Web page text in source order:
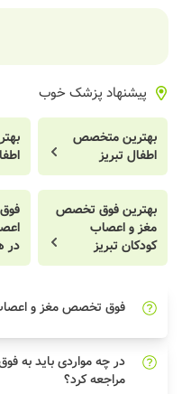
پیشنهاد پزشک خوب
بهترین متخصص
اطفال تبریز
بهترین فوق تخصص
مغز و اعصاب
کودکان تبریز
در
فوق تخصص مغز و
در چه مواردی باید به
مراجعه کرد؟